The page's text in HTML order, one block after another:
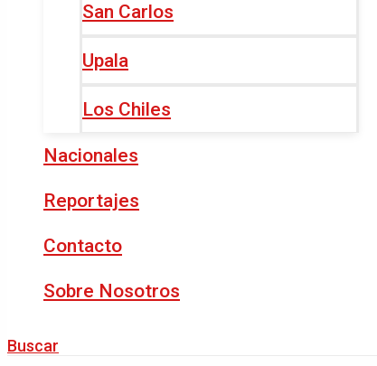
San Carlos
Upala
Los Chiles
Nacionales
Reportajes
Contacto
Sobre Nosotros
Buscar